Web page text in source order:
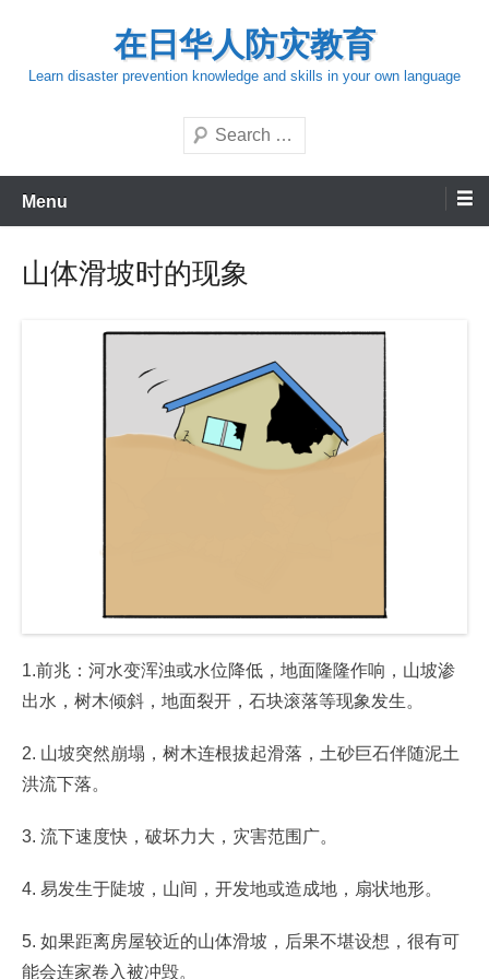
content
在日华人防灾教育
Learn disaster prevention knowledge and skills in your own language
Search
Menu
山体滑坡时的现象
1.前兆：河水变浑浊或水位降低，地面隆隆作响，山坡渗
出水，树木倾斜，地面裂开，石块滚落等现象发生。
2. 山坡突然崩塌，树木连根拔起滑落，土砂巨石伴随泥土
洪流下落。
3. 流下速度快，破坏力大，灾害范围广。
4. 易发生于陡坡，山间，开发地或造成地，扇状地形。
5. 如果距离房屋较近的山体滑坡，后果不堪设想，很有可
能会连家卷入被冲毁。